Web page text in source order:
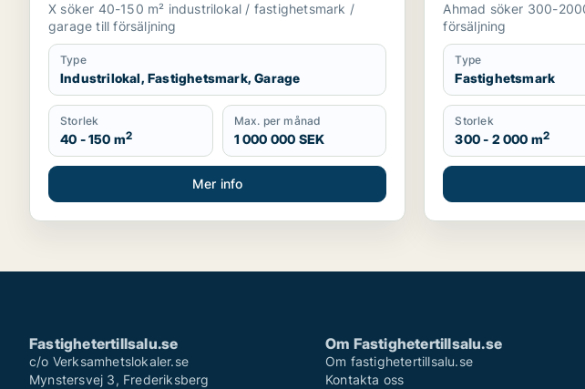
X söker 40-150 m² industrilokal / fastighetsmark /
garage till försäljning
Type
Industrilokal, Fastighetsmark, Garage
Storlek
40 - 150 m2
Max. per månad
1 000 000 SEK
Mer info
Ahmad söker 300-
försäljning
Type
Fastighetsmark
Storlek
300 - 2 000 m2
Fastighetertillsalu.se
c/o Verksamhetslokaler.se
Mynstersvej 3, Frederiksberg
Om Fastighetertillsalu.se
Om fastighetertillsalu.se
Kontakta oss